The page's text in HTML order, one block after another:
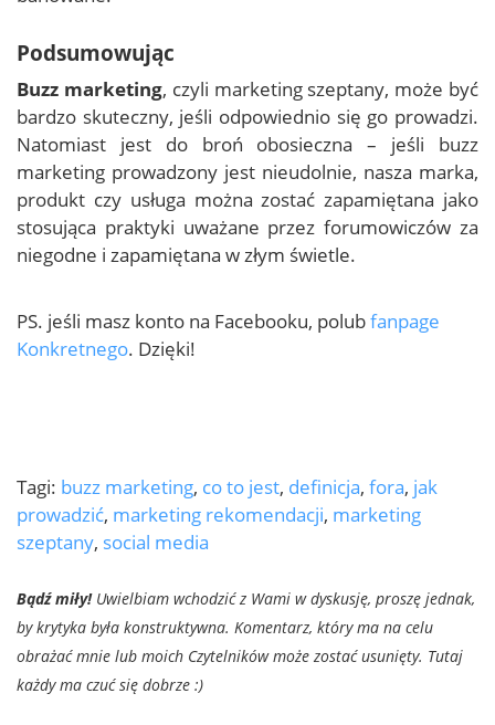
Podsumowując
Buzz marketing, czyli marketing szeptany, może być
bardzo skuteczny, jeśli odpowiednio się go prowadzi.
Natomiast jest do broń obosieczna – jeśli buzz
marketing prowadzony jest nieudolnie, nasza marka,
produkt czy usługa można zostać zapamiętana jako
stosująca praktyki uważane przez forumowiczów za
niegodne i zapamiętana w złym świetle.
PS. jeśli masz konto na Facebooku, polubfanpage
Konkretnego. Dzięki!
Tagi: buzz marketing, co to jest, definicja, fora, jak
prowadzić, marketing rekomendacji, marketing
szeptany, social media
Bądź miły!Uwielbiam wchodzić z Wami w dyskusję, proszę jednak,
by krytyka była konstruktywna. Komentarz, który ma na celu
obrażać mnie lub moich Czytelników może zostać usunięty. Tutaj
każdy ma czuć się dobrze :)